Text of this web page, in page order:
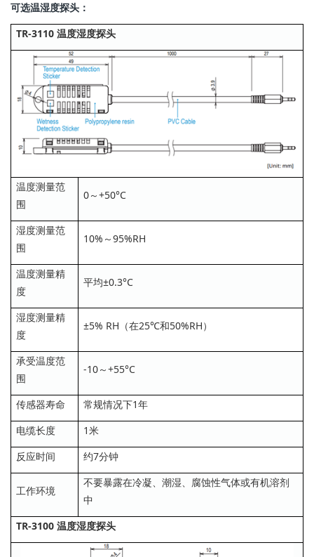
可选温湿度探头：
TR-3110 温度湿度探头
温度测量范
围
0～+50°C
湿度测量范
围
10%～95%RH
温度测量精
度
平均±0.3°C
湿度测量精
度
±5% RH（在25℃和50%RH）
承受温度范
围
-10～+55°C
传感器寿命
常规情况下1年
电缆长度
1米
反应时间
约7分钟
工作环境
不要暴露在冷凝、潮湿、腐蚀性气体或有机溶剂
中
TR-3100 温度湿度探头